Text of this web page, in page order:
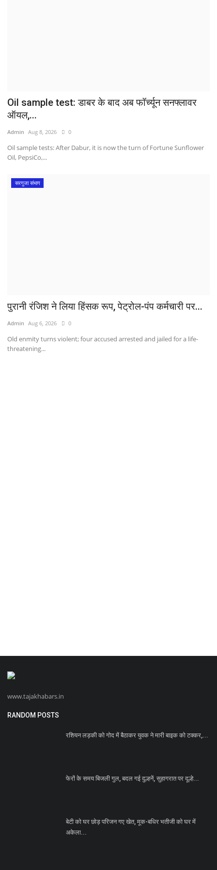
Oil sample test: डाबर के बाद अब फॉर्च्यून सनफ्लावर
ऑयल,...
Admin Aug 8, 2026 0
Oil sample tests: After Dabur, it is now the turn of Fortune Sunflower
Oil, PepsiCo,...
सरगुजा संभाग
पुरानी रंजिश ने लिया हिंसक रूप, पेट्रोल-पंप कर्मचारी पर...
Admin Aug 6, 2026 0
Old enmity turns violent; four accused arrested and jailed for a life-
threatening...
www.tajakhabars.in
RANDOM POSTS
रशियन लड़की को गोद में बैठाकर युवक ने मारी बाइक को टक्कर,...
फेरों के समय बिजली गुल, बदल गई दुल्हनें, सुहागरात पर दूल्हे...
बेटी को घर छोड़ परिजन गए खेत, मूक-बधिर भतीजी को घर में
अकेला...